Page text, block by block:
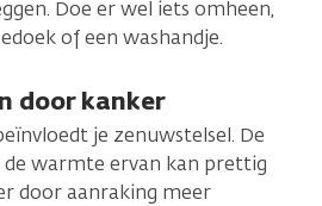
Doe er wel iets omheen,
of een washandje.
door kanker
je zenuwstelsel. De
de warmte ervan kan prettig
door aanraking meer